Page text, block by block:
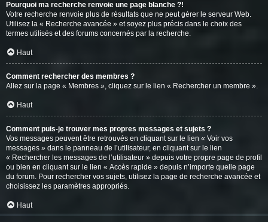
Pourquoi ma recherche renvoie une page blanche ?!
Votre recherche renvoie plus de résultats que ne peut gérer le serveur Web.
Utilisez la « Recherche avancée » et soyez plus précis dans le choix des
termes utilisés et des forums concernés par la recherche.
Haut
Comment rechercher des membres ?
Allez sur la page « Membres », cliquez sur le lien « Rechercher un membre ».
Haut
Comment puis-je trouver mes propres messages et sujets ?
Vos messages peuvent être retrouvés en cliquant sur le lien « Voir vos
messages » dans le panneau de l’utilisateur, en cliquant sur le lien
« Rechercher les messages de l’utilisateur » depuis votre propre page de profil
ou bien en cliquant sur le lien « Accès rapide » depuis n’importe quelle page
du forum. Pour rechercher vos sujets, utilisez la page de recherche avancée et
choisissez les paramètres appropriés.
Haut